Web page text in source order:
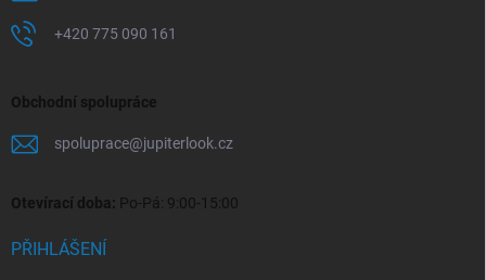
+420 775 090 161
Obchodní spolupráce
spoluprace@jupiterlook.cz
Otevírací doba: Po-Pá: 9:00-15:00
PŘIHLÁŠENÍ